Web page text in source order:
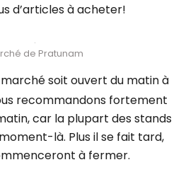
d’articles à acheter!
de Pratunam
marché soit ouvert du matin à
recommandons fortement
car la plupart des stands
là. Plus il se fait tard,
à fermer.